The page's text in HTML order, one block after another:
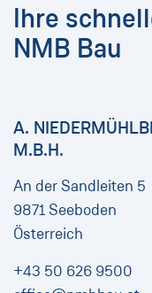
Ihre
NMB Bau
A.
M.B.H.
An der Sandleiten 5
9871 Seeboden
Österreich
+43 50 626 9500